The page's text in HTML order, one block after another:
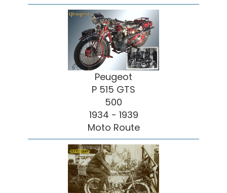
Peugeot
P 515 GTS
500
1934 - 1939
Moto Route